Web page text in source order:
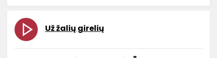
Už žalių girelių